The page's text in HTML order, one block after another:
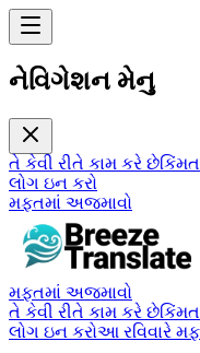
નેવિગેશન મેનુ
તે કેવી રીતે કામ કરે છેકિંમત
લોગ ઇન કરો
મફતમાં અજમાવો
મફતમાં અજમાવો
તે કેવી રીતે કામ કરે છેકિંમત
લોગ ઇન કરોઆ રવિવારે